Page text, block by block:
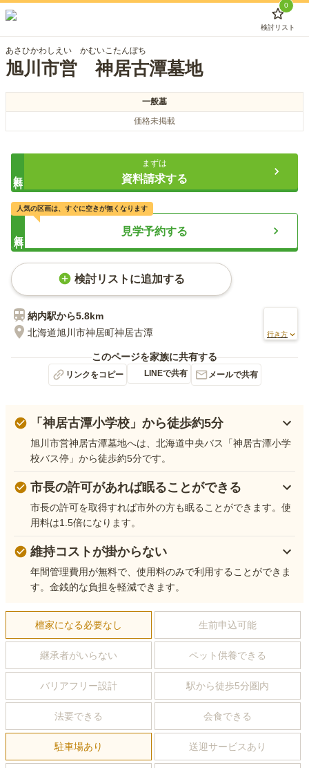
0
検討リスト
あさひかわしえい かむいこたんぼち
旭川市営 神居古潭墓地
一般墓
価格未掲載
まずは
資料請求する
見学予約する
人気の区画は、すぐに空きが無くなります
検討リストに追加する
納内駅から5.8km
北海道旭川市神居町神居古潭
行き方
このページを家族に共有する
リンクをコピー LINEで共有 メールで共有
「神居古潭小学校」から徒歩約5分
旭川市営神居古潭墓地へは、北海道中央バス「神居古潭小学
校バス停」から徒歩約5分です。
市長の許可があれば眠ることができる
市長の許可を取得すれば市外の方も眠ることができます。使
用料は1.5倍になります。
維持コストが掛からない
年間管理費用が無料で、使用料のみで利用することができま
す。金銭的な負担を軽減できます。
檀家になる必要なし 生前申込可能
継承者がいらない ペット供養できる
バリアフリー設計 駅から徒歩5分圏内
法要できる 会食できる
駐車場あり 送迎サービスあり